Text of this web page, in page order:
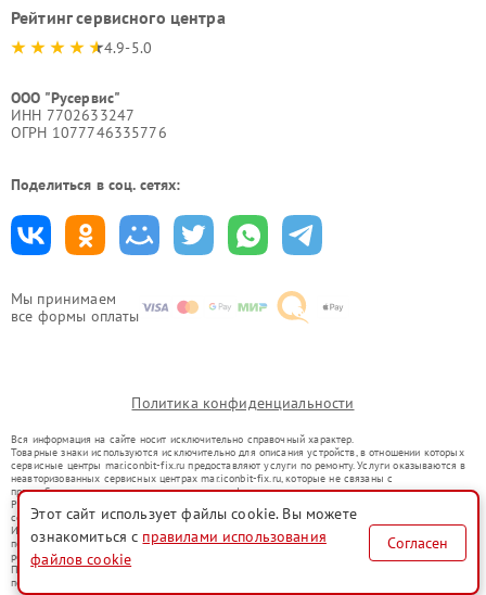
Мы принимаем
все формы оплаты
Рейтинг сервисного центра
4.9-5.0
ООО "Русервис"
ИНН 7702633247
ОГРН 1077746335776
Поделиться в соц. сетях:
Политика конфиденциальности
Вся информация на сайте носит исключительно справочный характер.
Товарные знаки используются исключительно для описания устройств, в отношении которых
сервисные центры mar.iconbit-fix.ru предоставляют услуги по ремонту. Услуги оказываются в
неавторизованных сервисных центрах mar.iconbit-fix.ru, которые не связаны с
правообладателями товарных знаков или их официальными представителями.
Ремонт осуществляется для устройств, уже введенных в гражданский оборот в соответствии
со статьей 1487 ГК РФ.
Использование товарных знаков не преследует цели индивидуализации услуг или введения
потребителей в заблуждение, а служит для информирования о предоставляемых услугах по
ремонту техники указанных брендов.
Представленная на сайте информация не является публичной офертой, определяемой
положениями Статьи 437(2) Гражданского кодекса РФ
Этот сайт использует файлы cookie. Вы можете
ознакомиться с правилами использования
файлов cookie
Согласен